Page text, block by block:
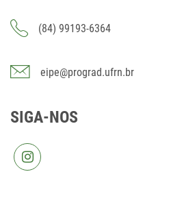
(84) 99193-6364
eipe@prograd.ufrn.br
SIGA-NOS